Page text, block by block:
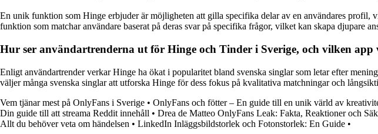
En unik funktion som Hinge erbjuder är möjligheten att gilla specifika delar av en användares profil,
funktion som matchar användare baserat på deras svar på specifika frågor, vilket kan skapa djupare
Hur ser användartrenderna ut för Hinge och Tinder i Sverige, och vilken
Enligt användartrender verkar Hinge ha ökat i popularitet bland svenska singlar som letar efter
väljer många svenska singlar att utforska Hinge för dess fokus på kvalitativa matchningar och
Vem tjänar mest på OnlyFans i Sverige • OnlyFans och fötter – En guide till en unik värld av
Din guide till att streama Reddit innehåll • Drea de Matteo OnlyFans Leak: Fakta, Reaktioner och
Allt du behöver veta om händelsen • LinkedIn Inläggsbildstorlek och Fotonstorlek: En Guide •